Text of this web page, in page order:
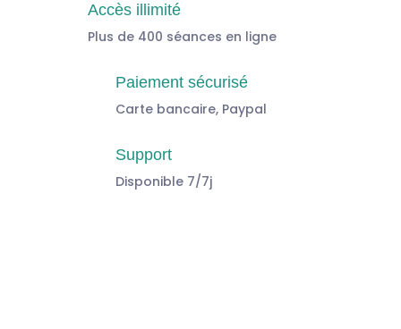
Accès illimité
Plus de 400 séances en ligne
Paiement sécurisé
Carte bancaire, Paypal
Support
Disponible 7/7j